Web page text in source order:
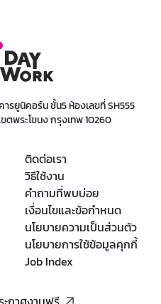
ารยูนิคอร์น ชั้น5 ห้องเลขที่ SH555
พระโขนง กรุงเทพ 10260
ติดต่อเรา
วิธีใช้งาน
คำถามที่พบบ่อย
เงื่อนไขและข้อกำหนด
นโยบายความเป็นส่วนตัว
นโยบายการใช้ข้อมูลคุกกี้
Job Index